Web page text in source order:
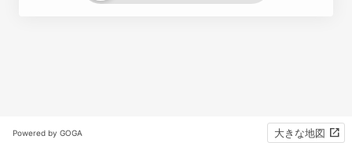
Powered by GOGA 大きな地図